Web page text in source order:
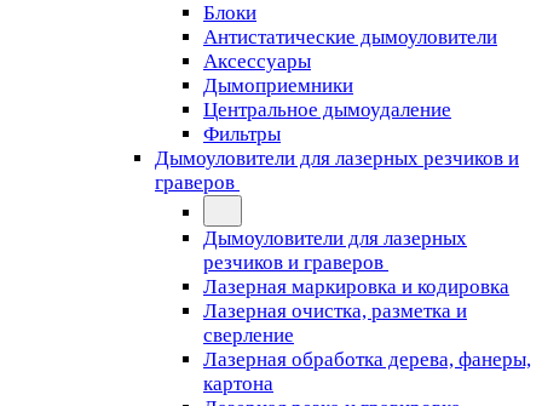
Блоки
Антистатические дымоуловители
Аксессуары
Дымоприемники
Центральное дымоудаление
Фильтры
Дымоуловители для лазерных резчиков и
граверов
Дымоуловители для лазерных
резчиков и граверов
Лазерная маркировка и кодировка
Лазерная очистка, разметка и
сверление
Лазерная обработка дерева, фанеры,
картона